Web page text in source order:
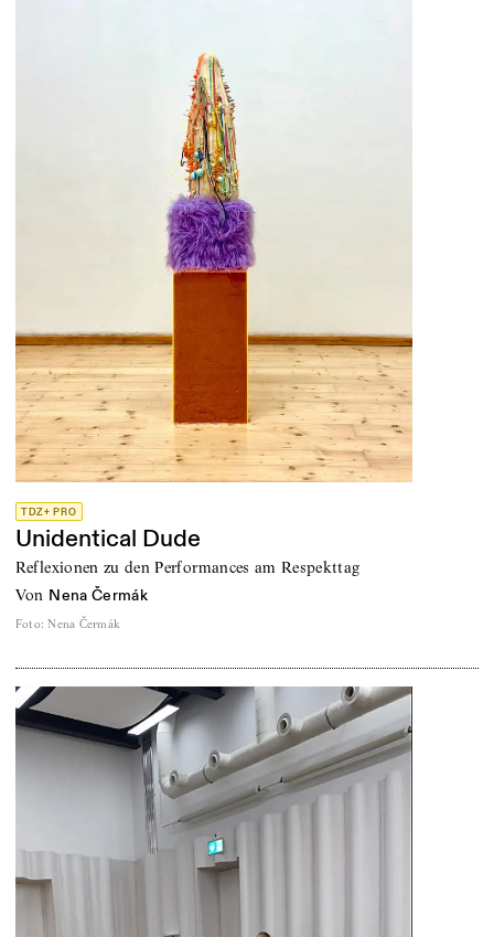
TDZ+ PRO
Unidentical Dude
Reflexionen zu den Performances am Respekttag
von Nena Čermák
Foto: Nena Čermák